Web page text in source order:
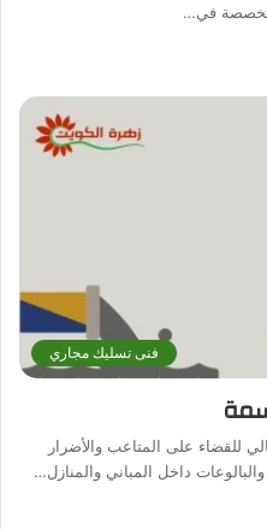
في…
فنى تسليك مجاري
للقضاء على المتاعب والأضرار
داخل المباني والمنازل…